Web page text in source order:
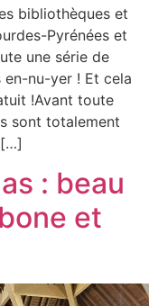
bibliothèques et
Pyrénées et
une série de
nu-yer ! Et cela
!Avant toute
sont totalement
[…]
: beau
et